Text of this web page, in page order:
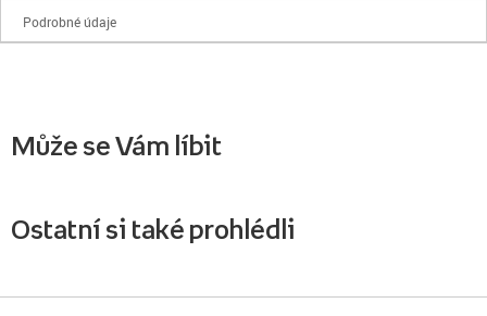
Podrobné údaje
Může se Vám líbit
Ostatní si také prohlédli